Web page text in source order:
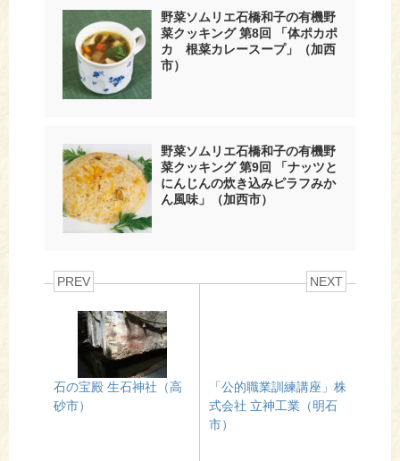
野菜ソムリエ石橋和子の有機野
菜クッキング 第8回 「体ポカポ
カ 根菜カレースープ」（加西
市）
野菜ソムリエ石橋和子の有機野
菜クッキング 第9回 「ナッツと
にんじんの炊き込みピラフみか
ん風味」（加西市）
PREV
石の宝殿 生石神社（高
砂市）
NEXT
「公的職業訓練講座」株
式会社 立神工業（明石
市）